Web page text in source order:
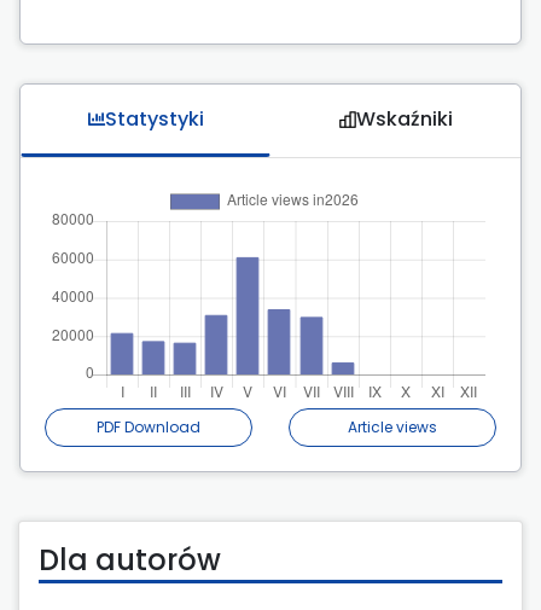
Statystyki Wskaźniki
PDF Download Article views
Dla autorów